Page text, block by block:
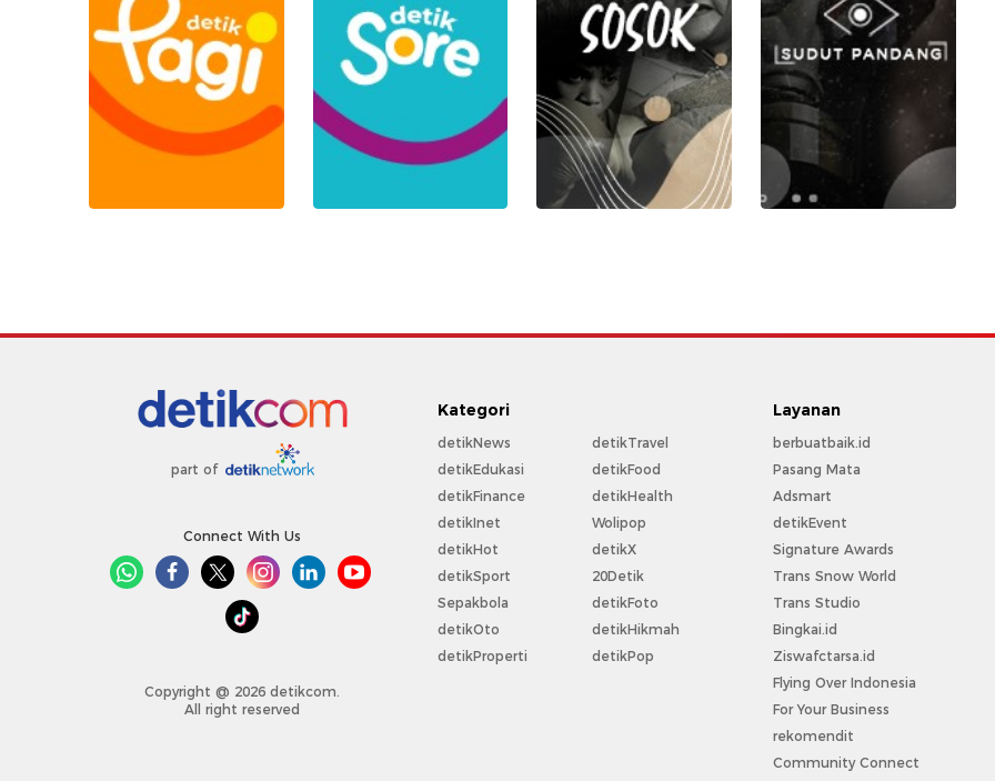
part of
Connect With Us
Copyright @ 2026 detikcom.
All right reserved
Kategori
detikNews
detikEdukasi
detikFinance
detikInet
detikHot
detikSport
Sepakbola
detikOto
detikProperti
detikTravel
detikFood
detikHealth
Wolipop
detikX
20Detik
detikFoto
detikHikmah
detikPop
Layanan
berbuatbaik.id
Pasang Mata
Adsmart
detikEvent
Signature Awards
Trans Snow World
Trans Studio
Bingkai.id
Ziswafctarsa.id
Flying Over Indonesia
For Your Business
rekomendit
Community Connect